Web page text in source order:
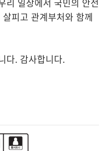
피고 관계부처와 함께
다. 감사합니다.